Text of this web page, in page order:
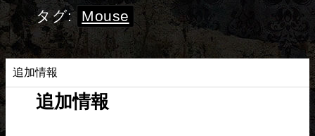
タグ: Mouse
追加情報
追加情報